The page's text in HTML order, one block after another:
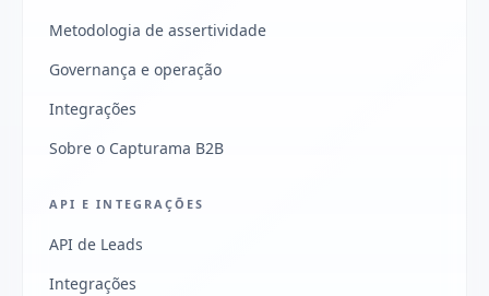
Metodologia de assertividade
Governança e operação
Integrações
Sobre o Capturama B2B
API E INTEGRAÇÕES
API de Leads
Integrações